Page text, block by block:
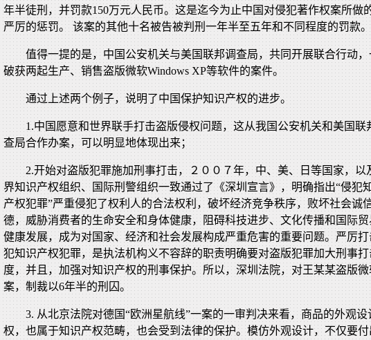
年半徒刑，并罚款150万元人民币。这是迄今为止中国对侵犯著作权案所做
严厉的惩罚。 该案的其他十名被告被判刑一年半至五年和不同程度的罚款。
值得一提的是，中国公安机关与美国联邦调查局，共同开展联合行动
破获两起生产、销售盗版微软Windows XP等软件的案件。
通过上述两个例子，说明了中国保护知识产权的进步。
1.中国愿意和世界联手打击盗版侵权问题，这从我国公安机关和美国联
查局合作办案，可以明显地体现出来；
2.开始对盗版犯罪施加刑事打击，２００７年，中、美、日等国家，以
界知识产权组织、国际刑警组织一致通过了《深圳宣言》，明确指出“侵犯
产权犯罪”严重侵犯了权利人的合法权利，破坏经济竞争秩序，败坏社会诚
德，威胁消费者的生命安全和身体健康，阻碍科技进步、文化传播和国际
健康发展，成为对国家、经济和社会发展构成严重危害的重要问题。严厉
犯知识产权犯罪，是执法机构义不容辞的职责明确要对盗版犯罪加大刑事
度，并且，加强对知识产权的刑事保护。所以，深圳法院，对王某某盗版
案，制裁以6年半的刑囚。
3. 从北京法院对德国“欧洲星航线”一案的一审判决来看，商品的外观设
权，也属于知识产权范畴，也会受到法律的保护。模仿外观设计，不仅要